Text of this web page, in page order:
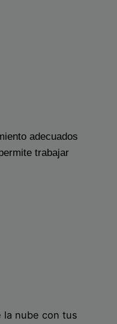
adecuados
trabajar
la nube con tus